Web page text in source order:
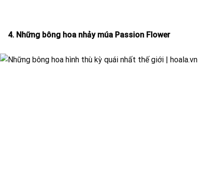
4. Những bông hoa nhảy múa Passion Flower